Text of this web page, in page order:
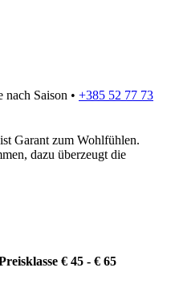
nach Saison • +385 52 77 73
Garant zum Wohlfühlen.
dazu überzeugt die